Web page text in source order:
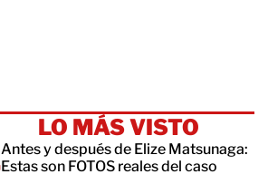
LO MÁS VISTO
Antes y después de Elize Matsunaga:
Estas son FOTOS reales del caso